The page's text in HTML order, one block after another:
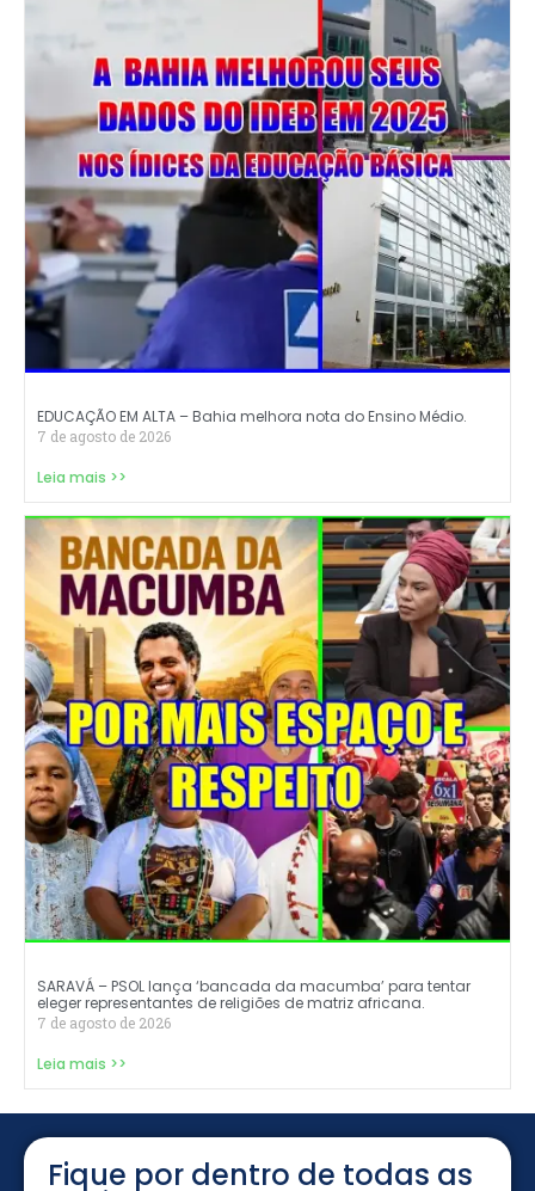
EDUCAÇÃO EM ALTA – Bahia melhora nota do Ensino Médio.
7 de agosto de 2026
Leia mais >>
SARAVÁ – PSOL lança ‘bancada da macumba’ para tentar
eleger representantes de religiões de matriz africana.
7 de agosto de 2026
Leia mais >>
Fique por dentro de todas as